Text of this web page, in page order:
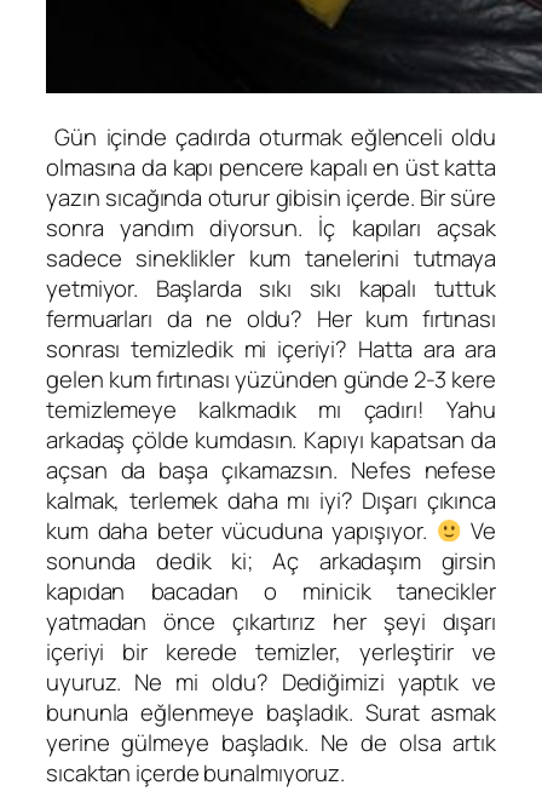
Gün içinde çadırda oturmak eğlenceli oldu
olmasına da kapı pencere kapalı en üst katta
yazın sıcağında oturur gibisin içerde. Bir süre
sonra yandım diyorsun. İç kapıları açsak
sadece sineklikler kum tanelerini tutmaya
yetmiyor. Başlarda sıkı sıkı kapalı tuttuk
fermuarları da ne oldu? Her kum fırtınası
sonrası temizledik mi içeriyi? Hatta ara ara
gelen kum fırtınası yüzünden günde 2-3 kere
temizlemeye kalkmadık mı çadırı! Yahu
arkadaş çölde kumdasın. Kapıyı kapatsan da
açsan da başa çıkamazsın. Nefes nefese
kalmak, terlemek daha mı iyi? Dışarı çıkınca
kum daha beter vücuduna yapışıyor.
Ve
sonunda dedik ki; Aç arkadaşım girsin
kapıdan bacadan o minicik tanecikler
yatmadan önce çıkartırız her şeyi dışarı
içeriyi bir kerede temizler, yerleştirir ve
uyuruz. Ne mi oldu? Dediğimizi yaptık ve
bununla eğlenmeye başladık. Surat asmak
yerine gülmeye başladık. Ne de olsa artık
sıcaktan içerde bunalmıyoruz.